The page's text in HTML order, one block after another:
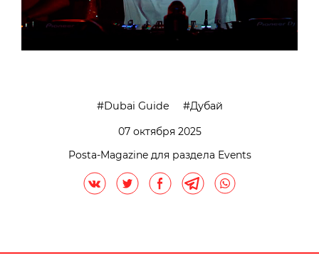
Dubai Guide
Дубай
07 октября 2025
Posta-Magazine для раздела Events